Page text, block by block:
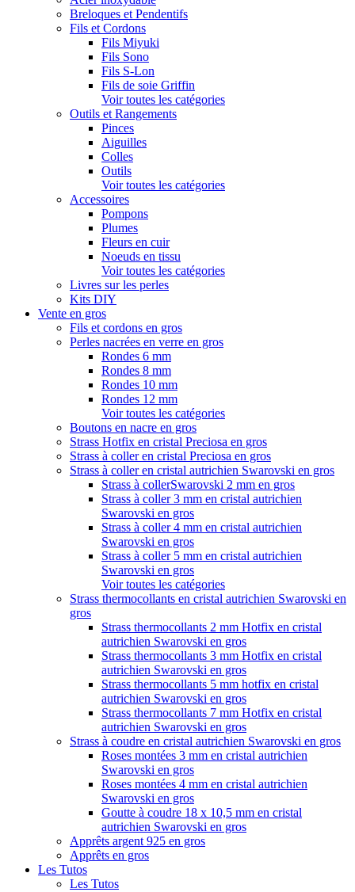
Breloques et Pendentifs
Fils et Cordons
Fils Miyuki
Fils Sono
Fils S-Lon
Fils de soie Griffin
Voir toutes les catégories
Outils et Rangements
Pinces
Aiguilles
Colles
Outils
Voir toutes les catégories
Accessoires
Pompons
Plumes
Fleurs en cuir
Noeuds en tissu
Voir toutes les catégories
Livres sur les perles
Kits DIY
Vente en gros
Fils et cordons en gros
Perles nacrées en verre en gros
Rondes 6 mm
Rondes 8 mm
Rondes 10 mm
Rondes 12 mm
Voir toutes les catégories
Boutons en nacre en gros
Strass Hotfix en cristal Preciosa en gros
Strass à coller en cristal Preciosa en gros
Strass à coller en cristal autrichien Swarovski en gros
Strass à collerSwarovski 2 mm en gros
Strass à coller 3 mm en cristal autrichien
Swarovski en gros
Strass à coller 4 mm en cristal autrichien
Swarovski en gros
Strass à coller 5 mm en cristal autrichien
Swarovski en gros
Voir toutes les catégories
Strass thermocollants en cristal autrichien Swarovski en
gros
Strass thermocollants 2 mm Hotfix en cristal
autrichien Swarovski en gros
Strass thermocollants 3 mm Hotfix en cristal
autrichien Swarovski en gros
Strass thermocollants 5 mm hotfix en cristal
autrichien Swarovski en gros
Strass thermocollants 7 mm Hotfix en cristal
autrichien Swarovski en gros
Strass à coudre en cristal autrichien Swarovski en gros
Roses montées 3 mm en cristal autrichien
Swarovski en gros
Roses montées 4 mm en cristal autrichien
Swarovski en gros
Goutte à coudre 18 x 10,5 mm en cristal
autrichien Swarovski en gros
Apprêts argent 925 en gros
Apprêts en gros
Les Tutos
Les Tutos